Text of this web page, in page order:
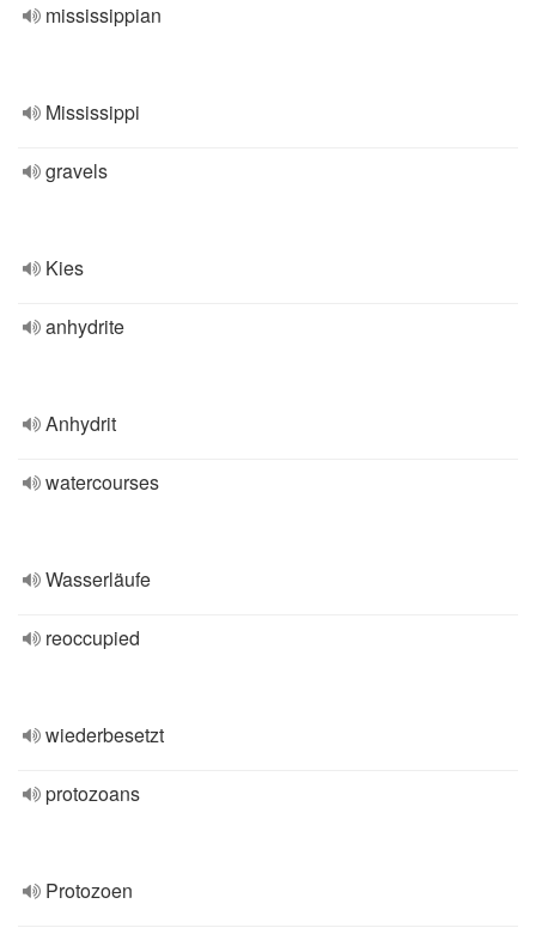
mississippian
Mississippi
gravels
Kies
anhydrite
Anhydrit
watercourses
Wasserläufe
reoccupied
wiederbesetzt
protozoans
Protozoen